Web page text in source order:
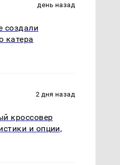
день назад
создали
катера
2 дня назад
кроссовер
и опции,